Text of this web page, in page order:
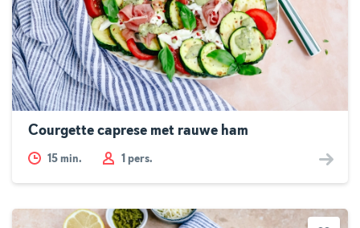
Courgette caprese met rauwe ham
15 min. 1 pers.